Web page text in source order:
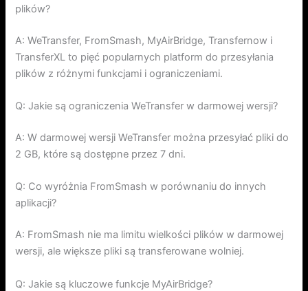
plików?
A: WeTransfer, FromSmash, MyAirBridge, Transfernow i
TransferXL to pięć popularnych platform do przesyłania
plików z różnymi funkcjami i ograniczeniami.
Q: Jakie są ograniczenia WeTransfer w darmowej wersji?
A: W darmowej wersji WeTransfer można przesyłać pliki do
2 GB, które są dostępne przez 7 dni.
Q: Co wyróżnia FromSmash w porównaniu do innych
aplikacji?
A: FromSmash nie ma limitu wielkości plików w darmowej
wersji, ale większe pliki są transferowane wolniej.
Q: Jakie są kluczowe funkcje MyAirBridge?